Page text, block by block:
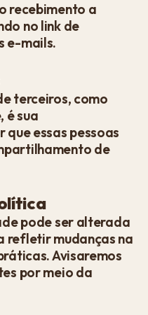
recebimento a
no link de
e-mails.
terceiros, como
é sua
essas pessoas
de
pode ser alterada
refletir mudanças na
Avisaremos
por meio da